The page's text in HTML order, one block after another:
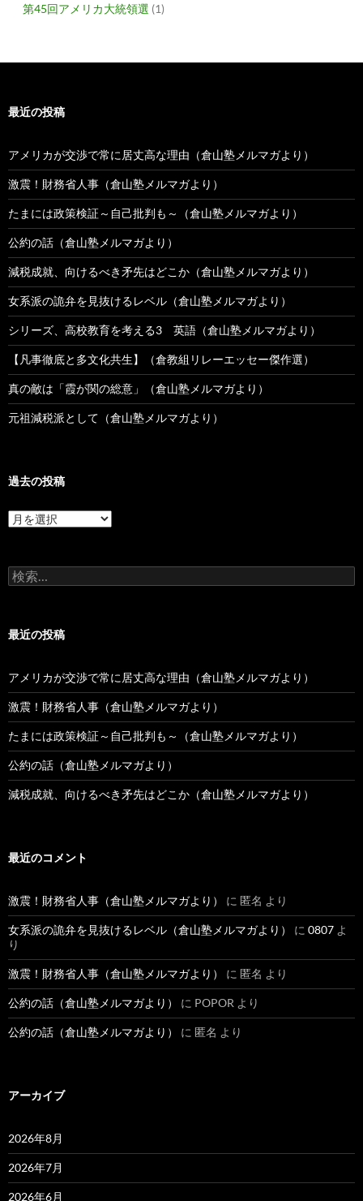
第45回アメリカ大統領選 (1)
最近の投稿
アメリカが交渉で常に居丈高な理由（倉山塾メルマガより）
激震！財務省人事（倉山塾メルマガより）
たまには政策検証～自己批判も～（倉山塾メルマガより）
公約の話（倉山塾メルマガより）
減税成就、向けるべき矛先はどこか（倉山塾メルマガより）
女系派の詭弁を見抜けるレベル（倉山塾メルマガより）
シリーズ、高校教育を考える3 英語（倉山塾メルマガより）
【凡事徹底と多文化共生】（倉教組リレーエッセー傑作選）
真の敵は「霞が関の総意」（倉山塾メルマガより）
元祖減税派として（倉山塾メルマガより）
過去の投稿
過
去
稿
検
索:
最近の投稿
アメリカが交渉で常に居丈高な理由（倉山塾メルマガより）
激震！財務省人事（倉山塾メルマガより）
たまには政策検証～自己批判も～（倉山塾メルマガより）
公約の話（倉山塾メルマガより）
減税成就、向けるべき矛先はどこか（倉山塾メルマガより）
最近のコメント
激震！財務省人事（倉山塾メルマガより） に 匿名 より
女系派の詭弁を見抜けるレベル（倉山塾メルマガより） に 0807 よ
り
激震！財務省人事（倉山塾メルマガより） に 匿名 より
公約の話（倉山塾メルマガより） に POPOR より
公約の話（倉山塾メルマガより） に 匿名 より
アーカイブ
2026年8月
2026年7月
2026年6月